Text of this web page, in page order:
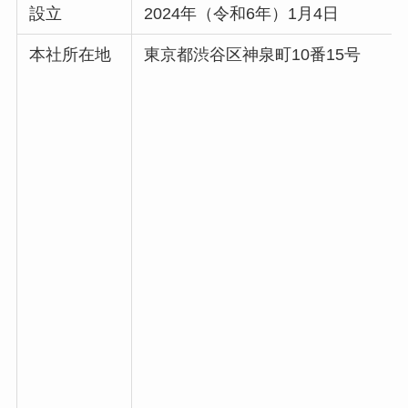
設立 2024年（令和6年）1月4日
本社所在地 東京都渋谷区神泉町10番15号